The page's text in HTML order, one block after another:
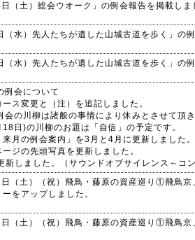
日（土）総会ウオーク」の例会報告を掲載しま
（水）先人たちが遺した山城古道を歩く」の
（水）先人たちが遺した山城古道を歩く」の
例会について
ス変更と（注）を追記しました。
会の川柳は諸般の事情により休みとさせて頂
日)の川柳のお題は「自信」の予定です。
来月の例会案内」を3月と4月に更新しました。
ジの先頭写真を更新しました。
しました。（サウンドオブサイレンス～コ
日（土）（祝）飛鳥・藤原の資産巡り①飛鳥
ーをアップしました。
日（土）（祝）飛鳥・藤原の資産巡り①飛鳥